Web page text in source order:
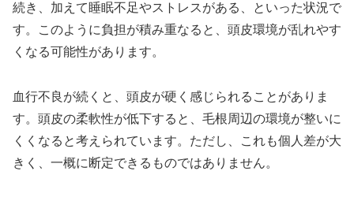
続き、加えて睡眠不足やストレスがある、といった状況で
す。このように負担が積み重なると、頭皮環境が乱れやす
くなる可能性があります。
血行不良が続くと、頭皮が硬く感じられることがありま
す。頭皮の柔軟性が低下すると、毛根周辺の環境が整いに
くくなると考えられています。ただし、これも個人差が大
きく、一概に断定できるものではありません。